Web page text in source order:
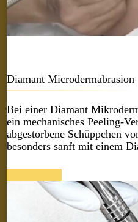
Diamant Microdermabrasion
Bei einer Diamant
ein mechanisches Peeling-
abgestorbene Schüppchen
besonders sanft mit einem